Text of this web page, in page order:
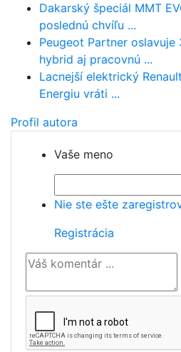
Dakarský špeciál MMT
poslednú chvíľu ...
Peugeot Partner oslavuje
hybrid aj pracovnú ...
Lacnejší elektrický
Energiu vráti ...
Profil autora
Vaše meno
Nie ste ešte
Registrácia